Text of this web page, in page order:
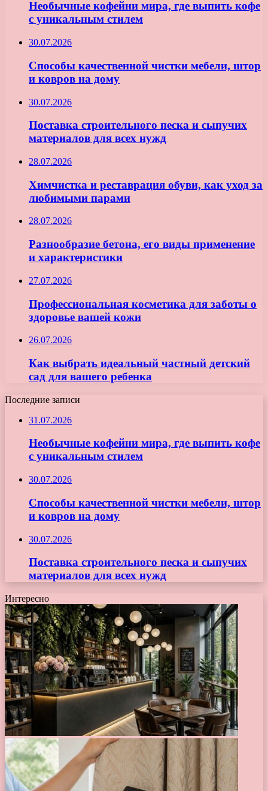
Необычные кофейни мира, где выпить кофе
с уникальным стилем
30.07.2026
Способы качественной чистки мебели, штор
и ковров на дому
30.07.2026
Поставка строительного песка и сыпучих
материалов для всех нужд
28.07.2026
Химчистка и реставрация обуви, как уход за
любимыми парами
28.07.2026
Разнообразие бетона, его виды применение
и характеристики
27.07.2026
Профессиональная косметика для заботы о
здоровье вашей кожи
26.07.2026
Как выбрать идеальный частный детский
сад для вашего ребенка
Последние записи
31.07.2026
Необычные кофейни мира, где выпить кофе
с уникальным стилем
30.07.2026
Способы качественной чистки мебели, штор
и ковров на дому
30.07.2026
Поставка строительного песка и сыпучих
материалов для всех нужд
Интересно